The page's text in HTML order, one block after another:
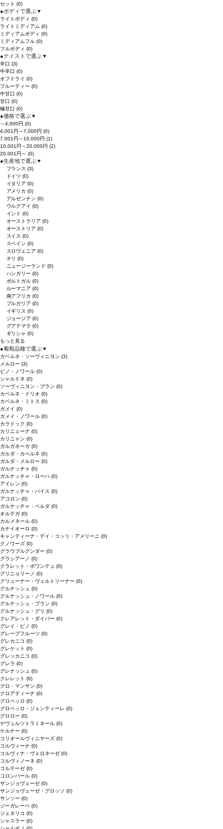
セット (0)
●ボディで選ぶ▼
ライトボディ (0)
ライトミディアム (0)
ミディアムボディ (0)
ミディアムフル (0)
フルボディ (0)
●テイストで選ぶ▼
辛口 (3)
中辛口 (0)
オフドライ (0)
フルーティー (0)
中甘口 (0)
甘口 (0)
極甘口 (0)
●価格で選ぶ▼
～4,000円 (0)
4,001円～7,000円 (0)
7,001円～10,000円 (1)
10,001円～20,000円 (2)
20,001円～ (0)
●生産地で選ぶ▼
フランス(3)
ドイツ(0)
イタリア(0)
アメリカ(0)
アルゼンチン(0)
ウルグアイ(0)
インド(0)
オーストラリア(0)
オーストリア(0)
スイス(0)
スペイン(0)
スロヴェニア(0)
チリ(0)
ニュージーランド(0)
ハンガリー(0)
ポルトガル(0)
ルーマニア(0)
南アフリカ(0)
ブルガリア(0)
イギリス(0)
ジョージア(0)
グアテマラ(0)
ギリシャ(0)
もっと見る
●葡萄品種で選ぶ▼
カベルネ・ソーヴィニヨン (3)
メルロー (3)
ピノ・ノワール (0)
シャルドネ (0)
ソーヴィニヨン・ブラン (0)
カベルネ・ドリオ (0)
カベルネ・ミトス (0)
ガメイ (0)
ガメイ・ノワール (0)
カラドック (0)
カリニェーナ (0)
カリニャン (0)
ガルガネーガ (0)
ガルダ・カベルネ (0)
ガルダ・メルロー (0)
ガルナッチャ (0)
ガルナッチャ・ローハ (0)
アイレン (0)
ガルナッチャ・パイス (0)
アコロン (0)
ガルナッチャ・ペルダ (0)
オルテガ (0)
カルメネール (0)
カナイオーロ (0)
キャンティーナ・デイ・コッリ・アメリーニ (0)
クノワーズ (0)
グラウブルグンダー (0)
グラシアーノ (0)
クラレット・ボワンテュ (0)
グリニョリーノ (0)
グリューナー・ヴェルトリーナー (0)
グルナッシュ (0)
グルナッシュ・ノワール (0)
グルナッシュ・ブラン (0)
グルナッシュ・グリ (0)
クレアレット・ダイバー (0)
グレイ・ピノ (0)
グレープフルーツ (0)
グレカニコ (0)
グレケット (0)
グレッカニコ (0)
グレラ (0)
グレナッシュ (0)
クレレット (0)
グロ・マンサン (0)
クロアティーナ (0)
グロペッロ (0)
グロペッロ・ジェンティーレ (0)
グロロー (0)
ゲヴュルツトラミネール (0)
ケルナー (0)
コリオールヴィニヤーズ (0)
コルヴィーナ (0)
コルヴィナ・ヴェロネーゼ (0)
コルヴィノーネ (0)
コルテーゼ (0)
コロンバール (0)
サンジョヴェーゼ (0)
サンジョヴェーゼ・グロッソ (0)
サンソー (0)
ジーガレーベ (0)
ジェネリコ (0)
シャスラー (0)